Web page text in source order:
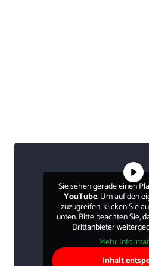
Sie sehen gerade einen
YouTube. Um auf den
zuzugreifen, klicken Sie
unten. Bitte beachten Sie,
Drittanbieter
Mehr
Inhalt